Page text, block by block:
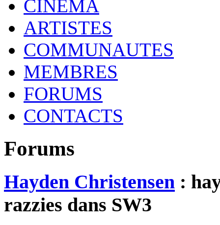
CINEMA
ARTISTES
COMMUNAUTES
MEMBRES
FORUMS
CONTACTS
Forums
Hayden Christensen :
razzies dans SW3